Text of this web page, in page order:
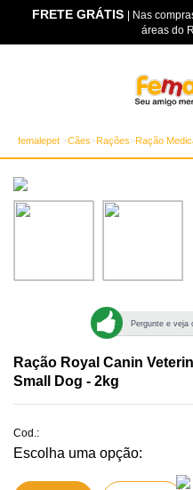
FRETE GRÁTIS | Nas
áreas do
femalepet Cães Rações Ração
Pergunte e veja
Ração Royal Canin
Small Dog - 2kg
Cod.: